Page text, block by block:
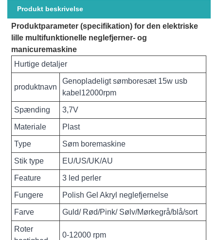
Produkt beskrivelse
Produktparameter (specifikation) for den elektriske
lille multifunktionelle neglefjerner- og
manicuremaskine
Hurtige detaljer
produktnavn
Genopladeligt sømboresæt 15w usb
kabel12000rpm
Spænding 3,7V
Materiale Plast
Type Søm boremaskine
Stik type EU/US/UK/AU
Feature 3 led perler
Fungere Polish Gel Akryl neglefjernelse
Farve Guld/ Rød/Pink/ Sølv/Mørkegrå/blå/sort
Roter
0-12000 rpm